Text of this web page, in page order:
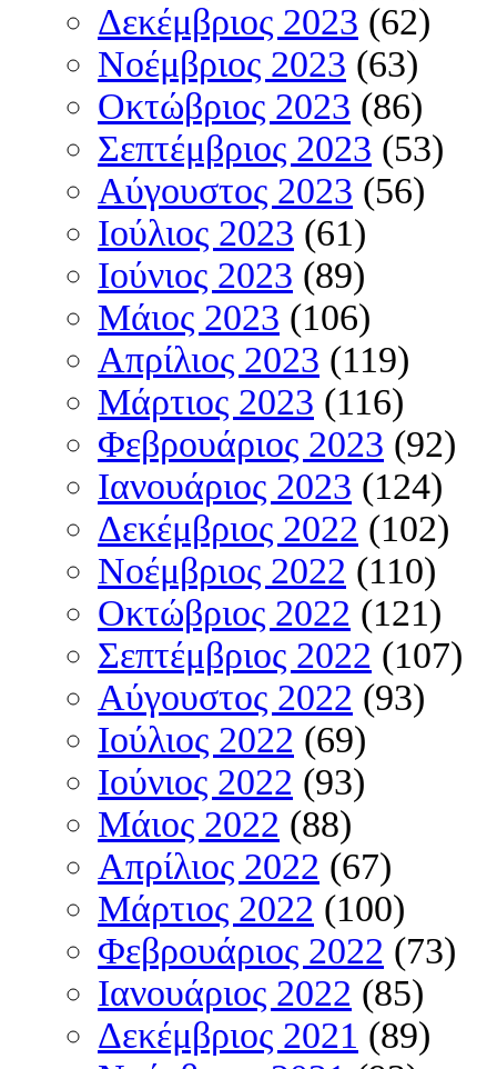
Δεκέμβριος 2023 (62)
Νοέμβριος 2023 (63)
Οκτώβριος 2023 (86)
Σεπτέμβριος 2023 (53)
Αύγουστος 2023 (56)
Ιούλιος 2023 (61)
Ιούνιος 2023 (89)
Μάιος 2023 (106)
Απρίλιος 2023 (119)
Μάρτιος 2023 (116)
Φεβρουάριος 2023 (92)
Ιανουάριος 2023 (124)
Δεκέμβριος 2022 (102)
Νοέμβριος 2022 (110)
Οκτώβριος 2022 (121)
Σεπτέμβριος 2022 (107)
Αύγουστος 2022 (93)
Ιούλιος 2022 (69)
Ιούνιος 2022 (93)
Μάιος 2022 (88)
Απρίλιος 2022 (67)
Μάρτιος 2022 (100)
Φεβρουάριος 2022 (73)
Ιανουάριος 2022 (85)
Δεκέμβριος 2021 (89)